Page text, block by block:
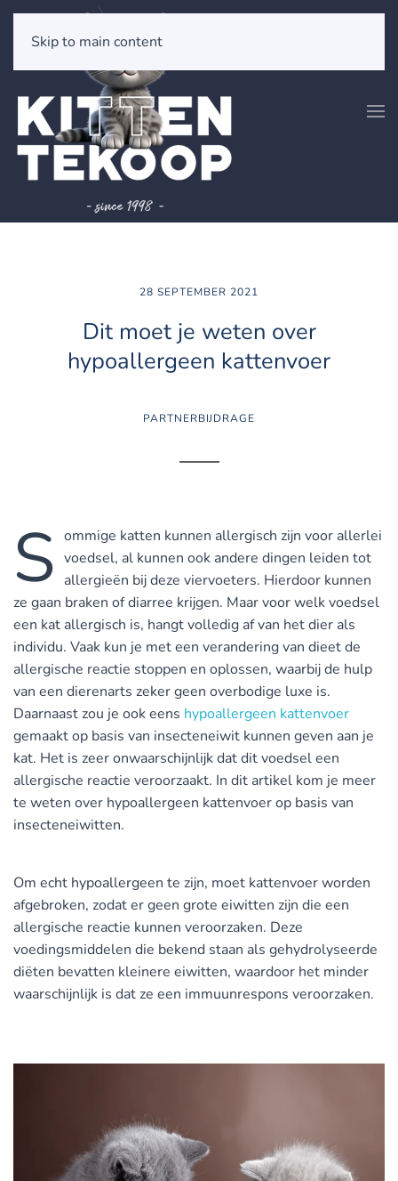
Skip to main content
28 SEPTEMBER 2021
Dit moet je weten over
hypoallergeen kattenvoer
PARTNERBIJDRAGE
S ommige katten kunnen allergisch zijn voor allerlei
voedsel, al kunnen ook andere dingen leiden tot
allergieën bij deze viervoeters. Hierdoor kunnen
ze gaan braken of diarree krijgen. Maar voor welk voedsel
een kat allergisch is, hangt volledig af van het dier als
individu. Vaak kun je met een verandering van dieet de
allergische reactie stoppen en oplossen, waarbij de hulp
van een dierenarts zeker geen overbodige luxe is.
Daarnaast zou je ook eens hypoallergeen kattenvoer
gemaakt op basis van insecteneiwit kunnen geven aan je
kat. Het is zeer onwaarschijnlijk dat dit voedsel een
allergische reactie veroorzaakt. In dit artikel kom je meer
te weten over hypoallergeen kattenvoer op basis van
insecteneiwitten.
Om echt hypoallergeen te zijn, moet kattenvoer worden
afgebroken, zodat er geen grote eiwitten zijn die een
allergische reactie kunnen veroorzaken. Deze
voedingsmiddelen die bekend staan als gehydrolyseerde
diëten bevatten kleinere eiwitten, waardoor het minder
waarschijnlijk is dat ze een immuunrespons veroorzaken.